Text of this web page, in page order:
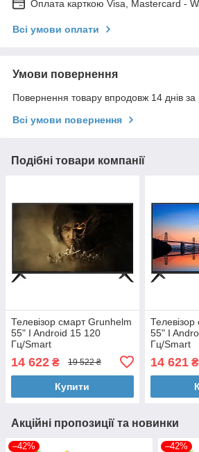
Оплата карткою Visa, Mastercard -
Всі умови оплати
Умови повернення
Повернення товару впродовж 14 днів за
Всі умови повернення
Подібні товари компанії
Телевізор смарт Grunhelm
55" I Android 15 120
Гц/Smart
(1980x1080) блютуз пульт
14 622 ₴ 19 522 ₴
Купити
55" I
Гц/Smart
14 621₴
Акційні пропозиції та новинки
–42% –42%